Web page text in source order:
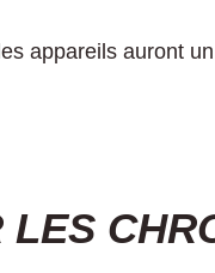
appareils auront
LES